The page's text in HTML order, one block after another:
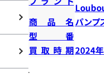
商品名パンプ
型番
買取時期2024